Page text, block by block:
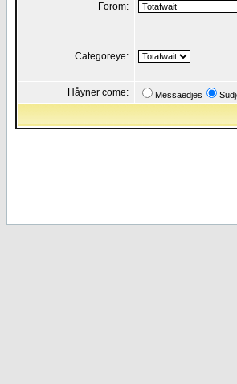
Forom:
Categoreye:
Håyner come: Messaedjes